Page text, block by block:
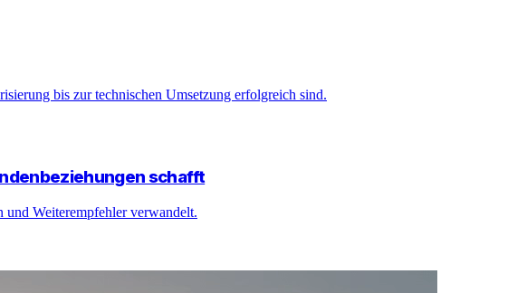
bis zur technischen Umsetzung erfolgreich sind.
schafft
Weiterempfehler verwandelt.